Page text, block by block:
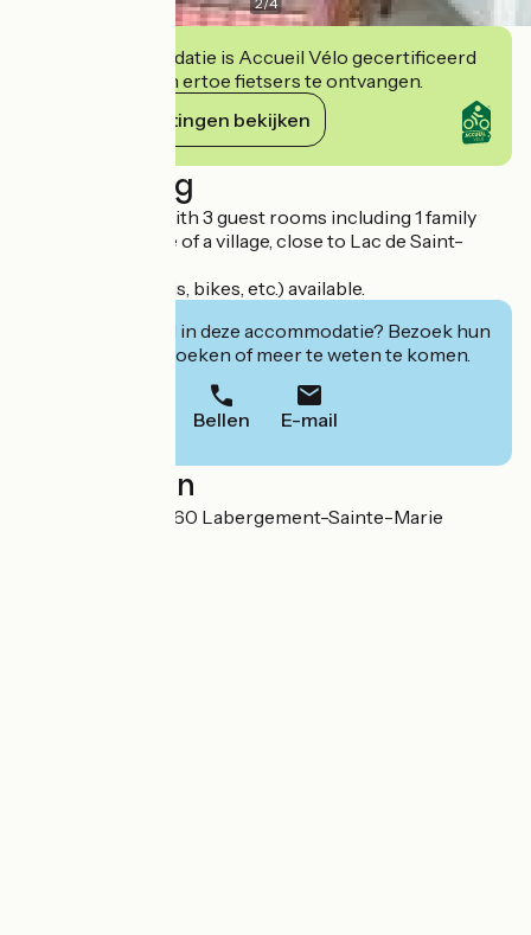
Deze accommodatie is Accueil Vélo gecertificeerd
en verbindt zich ertoe fietsers te ontvangen.
Haar verplichtingen bekijken
Beschrijving
Spacious house with 3 guest rooms including 1 family
suite in the centre of a village, close to Lac de Saint-
Storage room (skis, bikes, etc.) available.
Geïnteresseerd in deze accommodatie? Bezoek hun
website om te boeken of meer te weten te komen.
Bellen E-mail
Localisation
41 Grande Rue 25160 Labergement-Sainte-Marie